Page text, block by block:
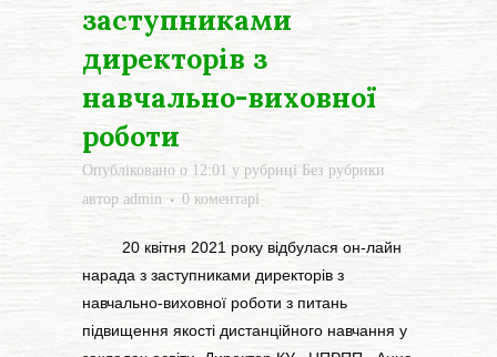
заступниками
директорів з
навчально-виховної
роботи
Опубліковано о 12:01 у рубриці Без рубрики
автор admin 0 коментарі
20 квітня 2021 року відбулася он-лайн
нарада з заступниками директорів з
навчально-виховної роботи з питань
підвищення якості дистанційного навчання у